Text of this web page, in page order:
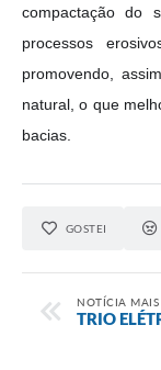
compactação do
processos
promovendo,
natural, o que
bacias.
GOSTEI
NOTÍCIA MAIS
TRIO